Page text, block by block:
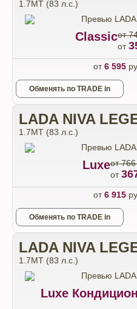
1.7МТ (83 л.с.)
Classicот
от
от6 595
Обменять по TRADE in
LADA NIVA
1.7МТ (83 л.с.)
Luxeот
от
от6 915
Обменять по TRADE in
LADA NIVA
1.7МТ (83 л.с.)
Luxe